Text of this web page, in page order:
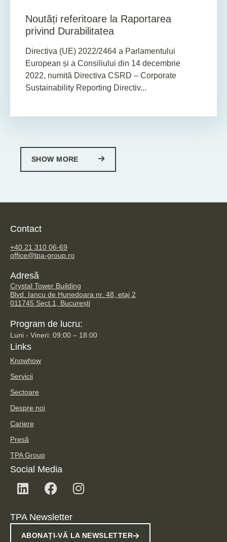
Noutăți referitoare la Raportarea
privind Durabilitatea
Directiva (UE) 2022/2464 a Parlamentului
European și a Consiliului din 14 decembrie
2022, numită Directiva CSRD – Corporate
Sustainability Reporting Directiv...
SHOW MORE
Contact
+40 21 310 06-69
office@tpa-group.ro
Adresă
Crystal Tower Building
Blvd. Iancu de Hunedoara nr. 48, etaj 2
011745 Sect.1, București
Program de lucru:
Luni - Vineri: 09:00 – 18:00
Links
Knowhow
Servicii
Sectoare
Despre noi
Cariere
Presă
TPA Group
Social Media
TPA Newsletter
ABONAȚI-VĂ LA NEWSLETTER